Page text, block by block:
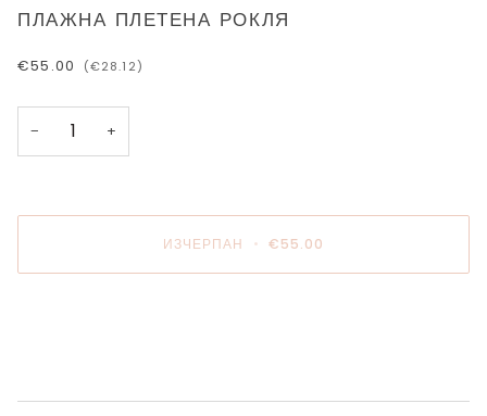
ПЛАЖНА ПЛЕТЕНА РОКЛЯ
€55.00 (€28.12)
− +
ИЗЧЕРПАН • €55.00